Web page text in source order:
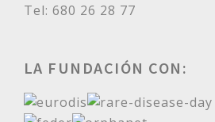
Tel: 680 26 28 77
LA FUNDACIÓN CON: